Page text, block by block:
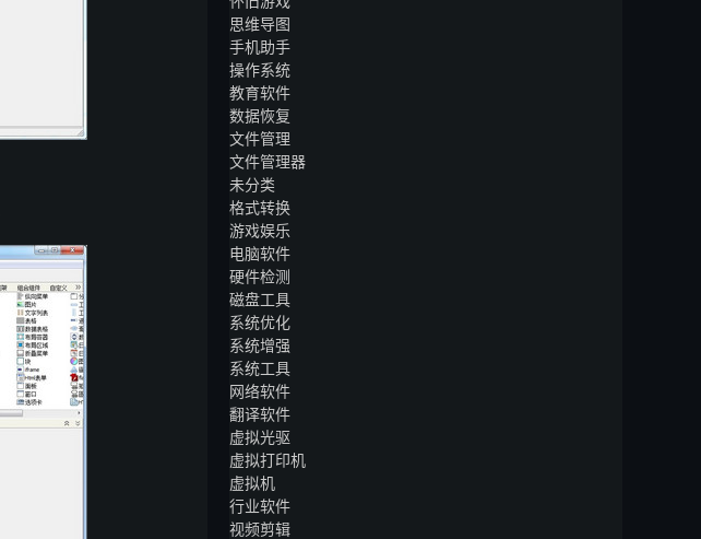
思维导图
手机助手
操作系统
教育软件
数据恢复
文件管理
文件管理器
未分类
格式转换
游戏娱乐
电脑软件
硬件检测
磁盘工具
系统优化
系统增强
系统工具
网络软件
翻译软件
虚拟光驱
虚拟打印机
虚拟机
行业软件
视频剪辑